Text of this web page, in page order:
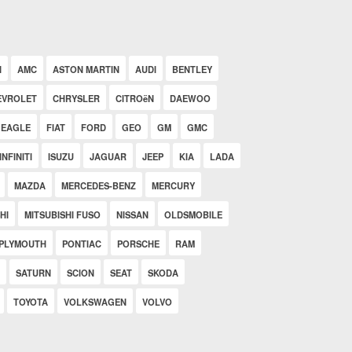
AMC ASTON MARTIN AUDI BENTLEY
CHRYSLER CITROëN DAEWOO
EAGLE FIAT FORD GEO GM GMC
INFINITI ISUZU JAGUAR JEEP KIA LADA
MAZDA MERCEDES-BENZ MERCURY
MITSUBISHI FUSO NISSAN OLDSMOBILE
PONTIAC PORSCHE RAM
SATURN SCION SEAT SKODA
TOYOTA VOLKSWAGEN VOLVO